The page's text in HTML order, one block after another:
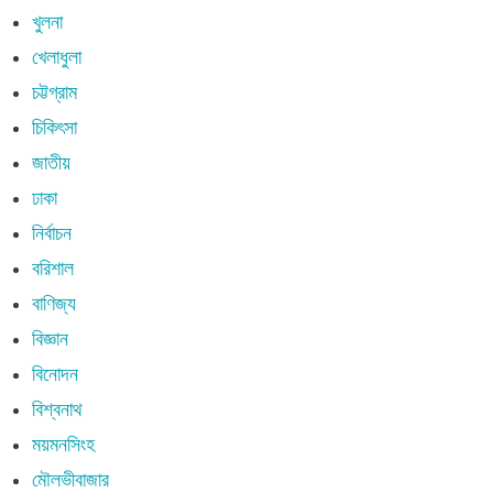
খুলনা
খেলাধুলা
চট্টগ্রাম
চিকিৎসা
জাতীয়
ঢাকা
নির্বাচন
বরিশাল
বাণিজ্য
বিজ্ঞান
বিনোদন
বিশ্বনাথ
ময়মনসিংহ
মৌলভীবাজার